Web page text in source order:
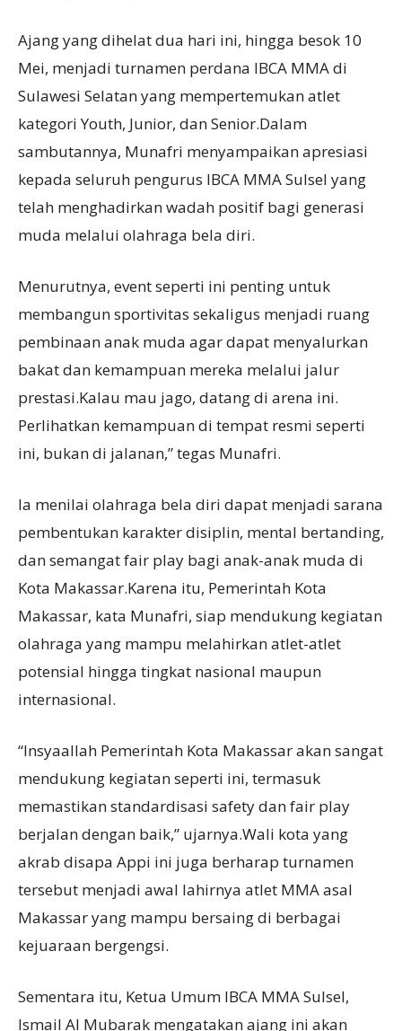
Ajang yang dihelat dua hari ini, hingga besok 10
Mei, menjadi turnamen perdana IBCA MMA di
Sulawesi Selatan yang mempertemukan atlet
kategori Youth, Junior, dan Senior.Dalam
sambutannya, Munafri menyampaikan apresiasi
kepada seluruh pengurus IBCA MMA Sulsel yang
telah menghadirkan wadah positif bagi generasi
muda melalui olahraga bela diri.
Menurutnya, event seperti ini penting untuk
membangun sportivitas sekaligus menjadi ruang
pembinaan anak muda agar dapat menyalurkan
bakat dan kemampuan mereka melalui jalur
prestasi.Kalau mau jago, datang di arena ini.
Perlihatkan kemampuan di tempat resmi seperti
ini, bukan di jalanan,” tegas Munafri.
Ia menilai olahraga bela diri dapat menjadi sarana
pembentukan karakter disiplin, mental bertanding,
dan semangat fair play bagi anak-anak muda di
Kota Makassar.Karena itu, Pemerintah Kota
Makassar, kata Munafri, siap mendukung kegiatan
olahraga yang mampu melahirkan atlet-atlet
potensial hingga tingkat nasional maupun
internasional.
“Insyaallah Pemerintah Kota Makassar akan sangat
mendukung kegiatan seperti ini, termasuk
memastikan standardisasi safety dan fair play
berjalan dengan baik,” ujarnya.Wali kota yang
akrab disapa Appi ini juga berharap turnamen
tersebut menjadi awal lahirnya atlet MMA asal
Makassar yang mampu bersaing di berbagai
kejuaraan bergengsi.
Sementara itu, Ketua Umum IBCA MMA Sulsel,
Ismail Al Mubarak mengatakan ajang ini akan